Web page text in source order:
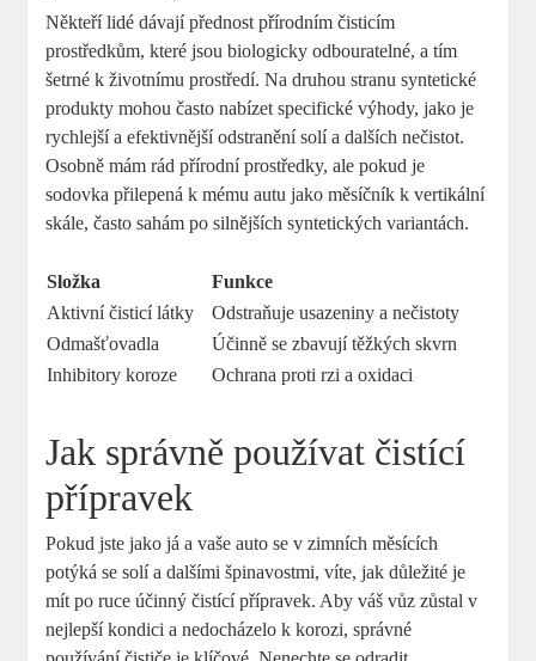
Někteří lidé dávají přednost přírodním čisticím
prostředkům, které jsou biologicky odbouratelné, a tím
šetrné k životnímu prostředí. Na druhou stranu syntetické
produkty mohou často nabízet specifické výhody, jako je
rychlejší a efektivnější odstranění solí a dalších nečistot.
Osobně mám rád přírodní prostředky, ale pokud je
sodovka přilepená k mému autu jako měsíčník k vertikální
skále, často sahám po silnějších syntetických variantách.
Složka
Funkce
Aktivní čisticí látky
Odstraňuje usazeniny a nečistoty
Odmašťovadla
Účinně se zbavují těžkých skvrn
Inhibitory koroze
Ochrana proti rzi a oxidaci
Jak správně používat čistící
přípravek
Pokud jste jako já a vaše auto se v zimních měsících
potýká se solí a dalšími špinavostmi, víte, jak důležité je
mít po ruce účinný čistící přípravek. Aby váš vůz zůstal v
nejlepší kondici a nedocházelo k korozi, správné